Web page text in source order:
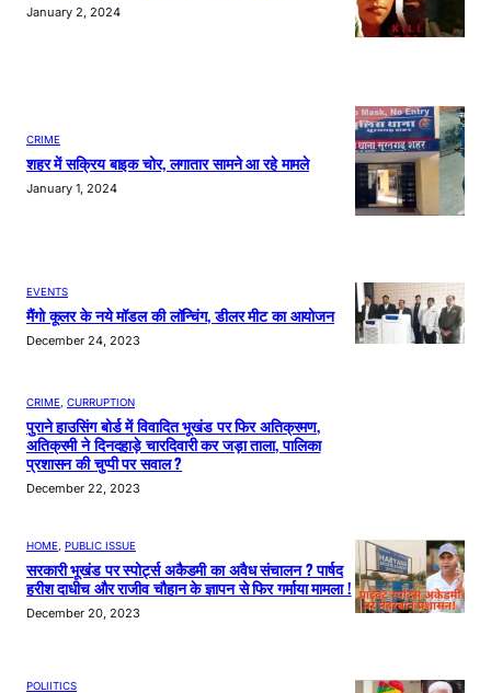
January 2, 2024
CRIME
शहर में सक्रिय बाइक चोर, लगातार सामने आ रहे मामले
January 1, 2024
EVENTS
मैंगो कूलर के नये मॉडल की लॉन्चिंग, डीलर मीट का आयोजन
December 24, 2023
CRIME CURRUPTION
पुराने हाउसिंग बोर्ड में विवादित भूखंड पर फिर अतिक्रमण,
अतिक्रमी ने दिनदहाड़े चारदिवारी कर जड़ा ताला, पालिका
प्रशासन की चुप्पी पर सवाल ?
December 22, 2023
HOME, PUBLIC ISSUE
सरकारी भूखंड पर स्पोर्ट्स अकैडमी का अवैध संचालन ? पार्षद
हरीश दाधीच और राजीव चौहान के ज्ञापन से फिर गर्माया मामला !
December 20, 2023
POLIITICS